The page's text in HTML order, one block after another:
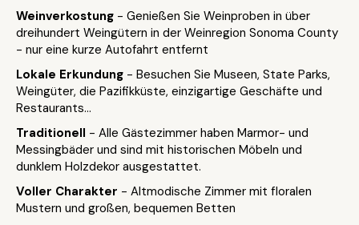
Weinverkostung - Genießen Sie Weinproben in über
dreihundert Weingütern in der Weinregion Sonoma County
- nur eine kurze Autofahrt entfernt
Lokale Erkundung - Besuchen Sie Museen, State Parks,
Weingüter, die Pazifikküste, einzigartige Geschäfte und
Restaurants...
Traditionell - Alle Gästezimmer haben Marmor- und
Messingbäder und sind mit historischen Möbeln und
dunklem Holzdekor ausgestattet.
Voller Charakter - Altmodische Zimmer mit floralen
Mustern und großen, bequemen Betten